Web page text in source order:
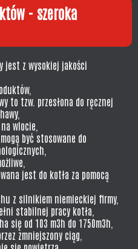
- szeroka
jest z wysokiej jakości
to tzw. przesłona do ręcznej
wlocie,
być stosowane do
jest do kotła za pomocą
z silnikiem niemieckiej firmy,
stabilnej pracy kotła,
się od 103 m3h do 1750m3h,
zmniejszony ciąg,